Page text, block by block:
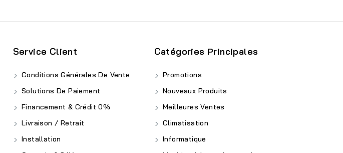
Service Client
Conditions Générales De Vente
Solutions De Paiement
Financement & Crédit 0%
Livraison / Retrait
Installation
Catégories Principales
Promotions
Nouveaux Produits
Meilleures Ventes
Climatisation
Informatique